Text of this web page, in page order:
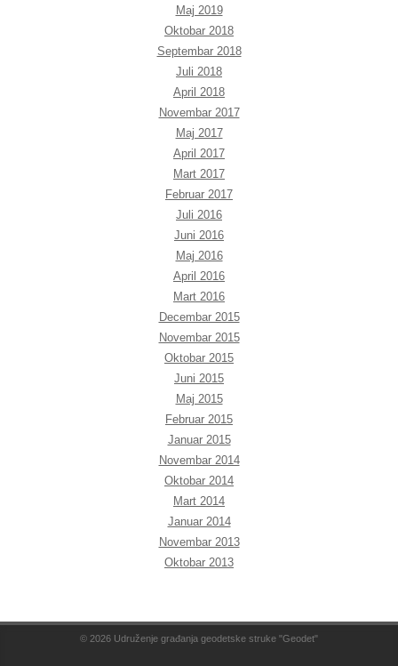
Maj 2019
Oktobar 2018
Septembar 2018
Juli 2018
April 2018
Novembar 2017
Maj 2017
April 2017
Mart 2017
Februar 2017
Juli 2016
Juni 2016
Maj 2016
April 2016
Mart 2016
Decembar 2015
Novembar 2015
Oktobar 2015
Juni 2015
Maj 2015
Februar 2015
Januar 2015
Novembar 2014
Oktobar 2014
Mart 2014
Januar 2014
Novembar 2013
Oktobar 2013
© 2026 Udruženje građanja geodetske struke "Geodet"